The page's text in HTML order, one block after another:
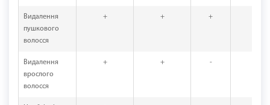
Видалення
пушкового
волосся
+ + +
Видалення
врослого
волосся
+ + -